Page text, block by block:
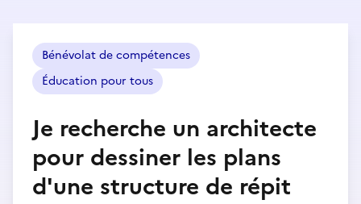
Bénévolat de compétences
Éducation pour tous
Je recherche un architecte
pour dessiner les plans
d'une structure de répit